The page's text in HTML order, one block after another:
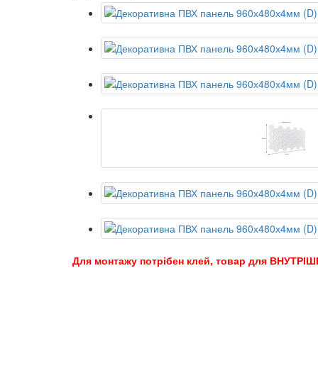
Для монтажу потрібен клей, товар для